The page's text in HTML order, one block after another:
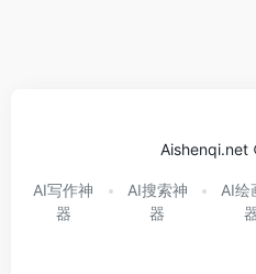
Aishenqi.net
AI写作神
器
AI搜索神
器
AI绘